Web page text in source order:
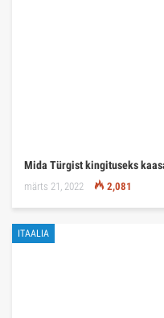
Mida Türgist kingituseks
märts 21, 2022 2,081
ITAALIA